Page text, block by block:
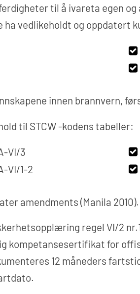
til å ivareta egen
vedlikeholdt og oppdatert
innen brannvern,
til STCW -kodens tabeller:
VI/3
VI/1-2
amendments (Manila 2010).
regel VI/2
kompetansesertifikat for
12 måneders